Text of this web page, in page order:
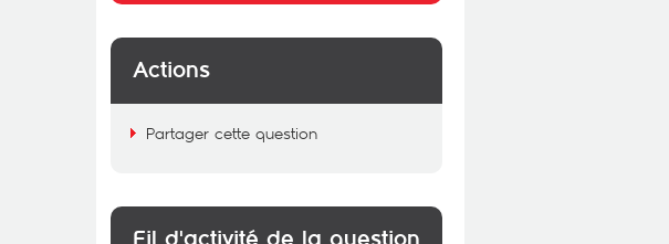
Actions
Partager cette question